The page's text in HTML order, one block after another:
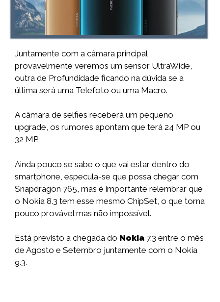
Juntamente com a câmara principal
provavelmente veremos um sensor UltraWide,
outra de Profundidade ficando na dúvida se a
última será uma Telefoto ou uma Macro.
A câmara de selfies receberá um pequeno
upgrade, os rumores apontam que terá 24 MP ou
32 MP.
Ainda pouco se sabe o que vai estar dentro do
smartphone, especula-se que possa chegar com
Snapdragon 765, mas é importante relembrar que
o Nokia 8.3 tem esse mesmo ChipSet, o que torna
pouco provável mas não impossível.
Está previsto a chegada do Nokia 7.3 entre o mês
de Agosto e Setembro juntamente com o Nokia
9.3.